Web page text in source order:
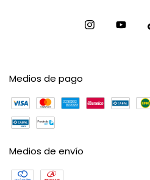
Medios de pago
Medios de envío